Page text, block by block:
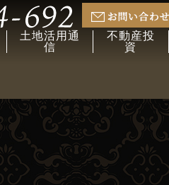
土地活用通
信
不動産投
資